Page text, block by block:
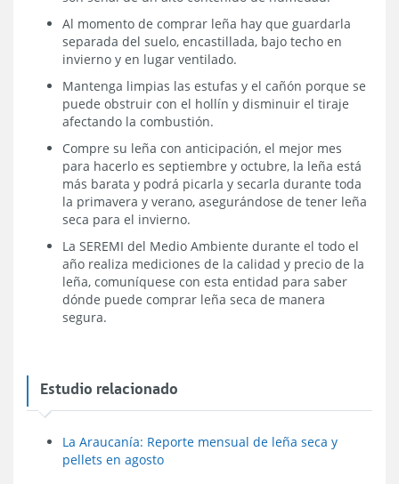
Al momento de comprar leña hay que guardarla
separada del suelo, encastillada, bajo techo en
invierno y en lugar ventilado.
Mantenga limpias las estufas y el cañón porque se
puede obstruir con el hollín y disminuir el tiraje
afectando la combustión.
Compre su leña con anticipación, el mejor mes
para hacerlo es septiembre y octubre, la leña está
más barata y podrá picarla y secarla durante toda
la primavera y verano, asegurándose de tener leña
seca para el invierno.
La SEREMI del Medio Ambiente durante el todo el
año realiza mediciones de la calidad y precio de la
leña, comuníquese con esta entidad para saber
dónde puede comprar leña seca de manera
segura.
Estudio relacionado
La Araucanía: Reporte mensual de leña seca y
pellets en agosto